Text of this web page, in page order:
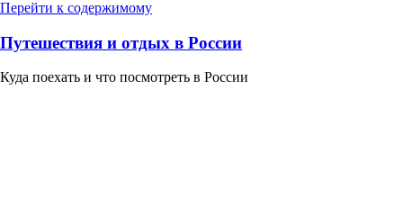
Перейти к содержимому
Путешествия и отдых в России
Куда поехать и что посмотреть в России